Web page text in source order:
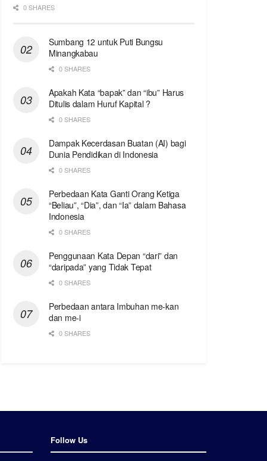
0 SHARES
Sumbang 12 untuk Puti Bungsu
Minangkabau
0 SHARES
Apakah Kata “bapak” dan “ibu” Harus
Ditulis dalam Huruf Kapital ?
0 SHARES
Dampak Kecerdasan Buatan (AI) bagi
Dunia Pendidikan di Indonesia
0 SHARES
Perbedaan Kata Ganti Orang Ketiga
“Beliau”, “Dia”, dan “Ia” dalam Bahasa
Indonesia
0 SHARES
Penggunaan Kata Depan “dari” dan
“daripada” yang Tidak Tepat
0 SHARES
Perbedaan antara Imbuhan me-kan
dan me-i
0 SHARES
Follow Us